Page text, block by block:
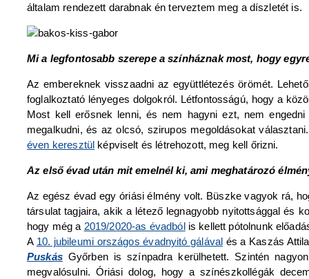
általam rendezett darabnak én terveztem meg a díszletét is.
Mi a legfontosabb szerepe a színháznak most, hogy
Az embereknek visszaadni az együttlétezés örömét.
foglalkoztató lényeges dolgokról. Létfontosságú, hogy a
Most kell erősnek lenni, és nem hagyni ezt, nem
megalkudni, és az olcsó, szirupos megoldásokat
éven keresztül képviselt és létrehozott, meg kell őrizni.
Az első évad után mit emelnél ki, ami meghatározó
Az egész évad egy óriási élmény volt. Büszke vagyok rá,
társulat tagjaira, akik a létező legnagyobb nyitottsággal és
hogy még a 2019/2020-as évadbólis kellett pótolnunk
A 10. jubileumi országos évadnyitó gálával és a Kaszás
PuskásGyőrben is színpadra kerülhetett. Szintén
megvalósulni. Óriási dolog, hogy a színészkollégák